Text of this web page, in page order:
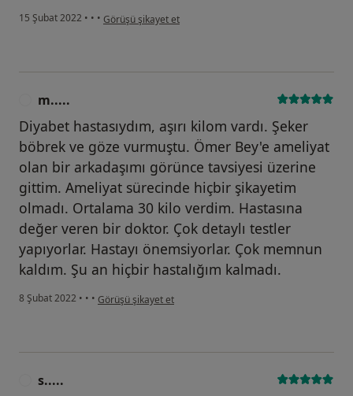
15 Şubat 2022 • • • kullanıcının görüşüne göre b.....
Görüşü şikayet et
m.....
Diyabet hastasıydım, aşırı kilom vardı. Şeker
böbrek ve göze vurmuştu. Ömer Bey'e ameliyat
olan bir arkadaşımı görünce tavsiyesi üzerine
gittim. Ameliyat sürecinde hiçbir şikayetim
olmadı. Ortalama 30 kilo verdim. Hastasına
değer veren bir doktor. Çok detaylı testler
yapıyorlar. Hastayı önemsiyorlar. Çok memnun
kaldım. Şu an hiçbir hastalığım kalmadı.
8 Şubat 2022 • • • kullanıcının görüşüne göre m.....
Görüşü şikayet et
s.....